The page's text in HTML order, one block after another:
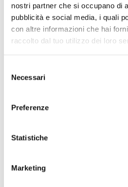
nostri partner che si occupano di
pubblicità e social media, i quali
con altre informazioni che hai
raccolto dal tuo utilizzo dei loro
delNecessari
Preferenze
Statistiche
Marketing
PROFILES:
Aluminium
THICKNESS: